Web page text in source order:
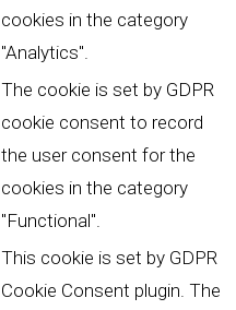
cookies in the category
"Analytics".
The cookie is set by GDPR
cookie consent to record
the user consent for the
cookies in the category
"Functional".
This cookie is set by GDPR
Cookie Consent plugin. The